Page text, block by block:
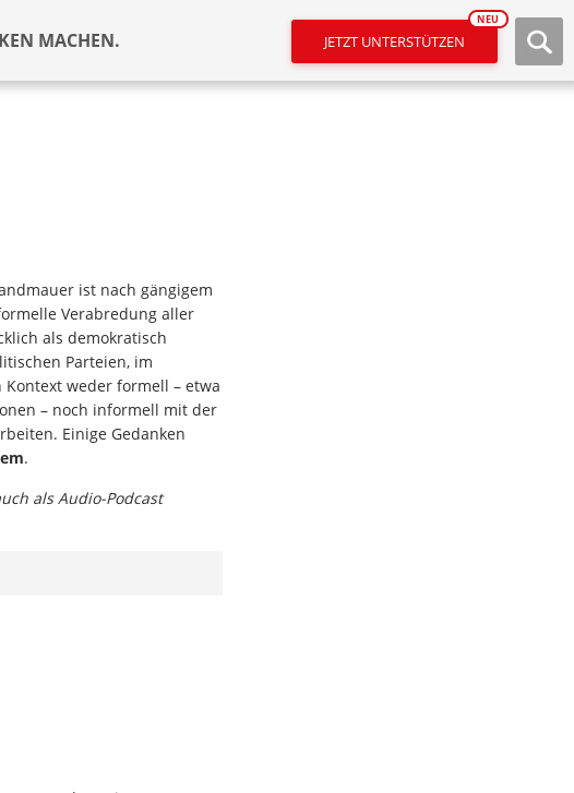
MACHEN. JETZT UNTERSTÜTZEN
NEU
ist nach gängigem
Verabredung aller
als demokratisch
Parteien, im
weder formell – etwa
– noch informell mit der
Einige Gedanken
.
als Audio-Podcast